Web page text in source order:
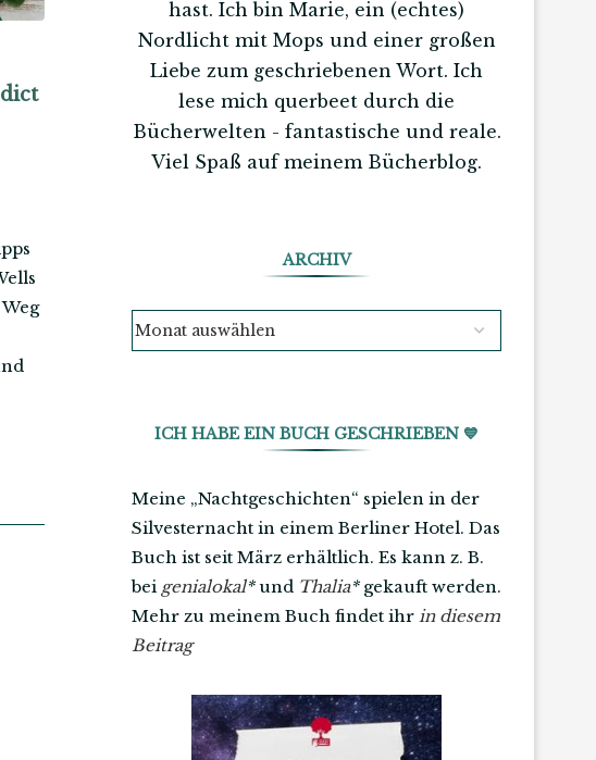
hast. Ich bin Marie, ein (echtes)
Nordlicht mit Mops und einer großen
Liebe zum geschriebenen Wort. Ich
lese mich querbeet durch die
Bücherwelten - fantastische und reale.
Viel Spaß auf meinem Bücherblog.
ARCHIV
ICH HABE EIN BUCH GESCHRIEBEN 💙
Meine „Nachtgeschichten“ spielen in der
Silvesternacht in einem Berliner Hotel. Das
Buch ist seit März erhältlich. Es kann z. B.
bei genialokal*und Thalia*gekauft werden.
Mehr zu meinem Buch findet ihr in diesem
Beitrag